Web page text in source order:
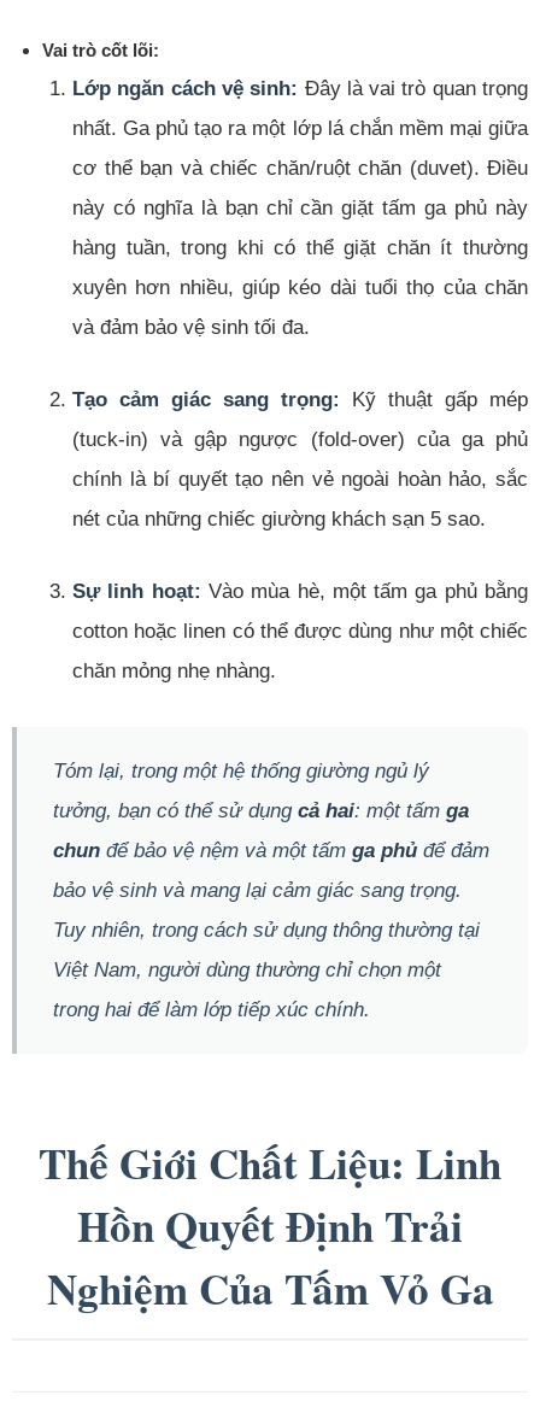
Vai trò cốt lõi:
Lớp ngăn cách vệ sinh: Đây là vai trò quan trọng
nhất. Ga phủ tạo ra một lớp lá chắn mềm mại giữa
cơ thể bạn và chiếc chăn/ruột chăn (duvet). Điều
này có nghĩa là bạn chỉ cần giặt tấm ga phủ này
hàng tuần, trong khi có thể giặt chăn ít thường
xuyên hơn nhiều, giúp kéo dài tuổi thọ của chăn
và đảm bảo vệ sinh tối đa.
Tạo cảm giác sang trọng:
Kỹ thuật gấp mép
(tuck-in) và gập ngược (fold-over) của ga phủ
chính là bí quyết tạo nên vẻ ngoài hoàn hảo, sắc
nét của những chiếc giường khách sạn 5 sao.
Sự linh hoạt: Vào mùa hè, một tấm ga phủ bằng
cotton hoặc linen có thể được dùng như một chiếc
chăn mỏng nhẹ nhàng.
Tóm lại, trong một hệ thống giường ngủ lý
tưởng, bạn có thể sử dụng cả hai: một tấm ga
chun để bảo vệ nệm và một tấm ga phủ để đảm
bảo vệ sinh và mang lại cảm giác sang trọng.
Tuy nhiên, trong cách sử dụng thông thường tại
Việt Nam, người dùng thường chỉ chọn một
trong hai để làm lớp tiếp xúc chính.
Thế Giới Chất Liệu: Linh
Hồn Quyết Định Trải
Nghiệm Của Tấm Vỏ Ga